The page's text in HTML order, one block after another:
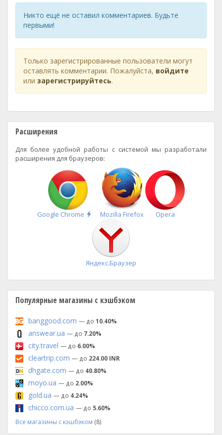
Никто ещё не оставил комментариев. Будьте
первыми!
Только зарегистрированные пользователи могут
оставлять комментарии. Пожалуйста, войдите
или зарегистрируйтесь.
Расширения
Для более удобной работы с системой мы разработали
расширения для браузеров:
Google Chrome
Быстрая
установка
Mozilla Firefox Opera
Яндекс.Браузер
Популярные магазины с кэшбэком
banggood.com — до 10.40%
answear.ua — до 7.20%
city.travel — до 6.00%
cleartrip.com — до 224.00 INR
dhgate.com — до 40.80%
moyo.ua — до 2.00%
gold.ua — до 4.24%
chicco.com.ua — до 5.60%
Все магазины с кэшбэком (8)